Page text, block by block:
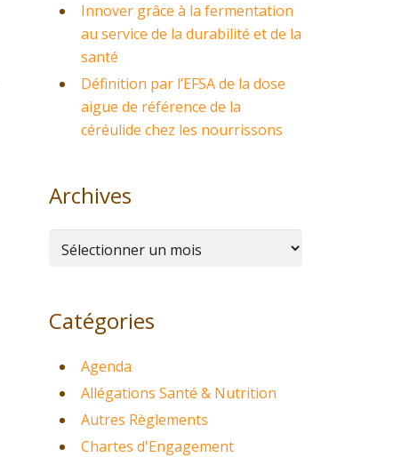
Innover grâce à la fermentation
au service de la durabilité et de la
santé
Définition par l’EFSA de la dose
aigue de référence de la
céréulide chez les nourrissons
Archives
Archives
Catégories
Agenda
Allégations Santé & Nutrition
Autres Règlements
Chartes d'Engagement